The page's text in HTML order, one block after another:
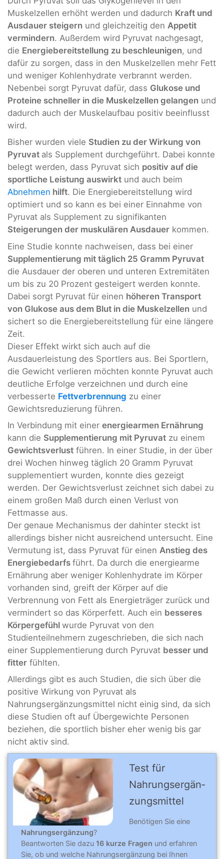
Muskelzellen erhöht werden und dadurch Kraft und
Ausdauer steigern und gleichzeitig den Appetit
vermindern. Außerdem wird Pyruvat nachgesagt,
die Energiebereitstellung zu beschleunigen, und
dafür zu sorgen, dass in den Muskelzellen mehr Fett
und weniger Kohlenhydrate verbrannt werden.
Nebenbei sorgt Pyruvat dafür, dass Glukose und
Proteine schneller in die Muskelzellen gelangen und
dadurch auch der Muskelaufbau positiv beeinflusst
wird.
Bisher wurden viele Studien zu der Wirkung von
Pyruvat als Supplement durchgeführt. Dabei konnte
belegt werden, dass Pyruvat sich positiv auf die
sportliche Leistung auswirkt und auch beim
Abnehmen hilft. Die Energiebereitstellung wird
optimiert und so kann es bei einer Einnahme von
Pyruvat als Supplement zu signifikanten
Steigerungen der muskulären Ausdauer kommen.
Eine Studie konnte nachweisen, dass bei einer
Supplementierung mit täglich 25 Gramm Pyruvat
die Ausdauer der oberen und unteren Extremitäten
um bis zu 20 Prozent gesteigert werden konnte.
Dabei sorgt Pyruvat für einen höheren Transport
von Glukose aus dem Blut in die Muskelzellen und
sichert so die Energiebereitstellung für eine längere
Zeit.
Dieser Effekt wirkt sich auch auf die
Ausdauerleistung des Sportlers aus. Bei Sportlern,
die Gewicht verlieren möchten konnte Pyruvat auch
deutliche Erfolge verzeichnen und durch eine
verbesserte Fettverbrennung zu einer
Gewichtsreduzierung führen.
In Verbindung mit einer energiearmen Ernährung
kann die Supplementierung mit Pyruvat zu einem
Gewichtsverlust führen. In einer Studie, in der über
drei Wochen hinweg täglich 20 Gramm Pyruvat
supplementiert wurden, konnte dies gezeigt
werden. Der Gewichtsverlust zeichnet sich dabei zu
einem großen Maß durch einen Verlust von
Fettmasse aus.
Der genaue Mechanismus der dahinter steckt ist
allerdings bisher nicht ausreichend untersucht. Eine
Vermutung ist, dass Pyruvat für einen Anstieg des
Energiebedarfs führt. Da durch die energiearme
Ernährung aber weniger Kohlenhydrate im Körper
vorhanden sind, greift der Körper auf die
Verbrennung von Fett als Energieträger zurück und
vermindert so das Körperfett. Auch ein besseres
Körpergefühl wurde Pyruvat von den
Studienteilnehmern zugeschrieben, die sich nach
einer Supplementierung durch Pyruvat besser und
fitter fühlten.
Allerdings gibt es auch Studien, die sich über die
positive Wirkung von Pyruvat als
Nahrungsergänzungsmittel nicht einig sind, da sich
diese Studien oft auf Übergewichte Personen
beziehen, die sportlich bisher eher wenig bis gar
nicht aktiv sind.
Test für
Nahrungs­er­gän­
zungs­mit­tel
Benötigen Sie eine
Nahrungsergänzung?
Beantworten Sie dazu 16 kurze Fragen und erfahren
Sie, ob und welche Nahrungsergänzung bei Ihnen